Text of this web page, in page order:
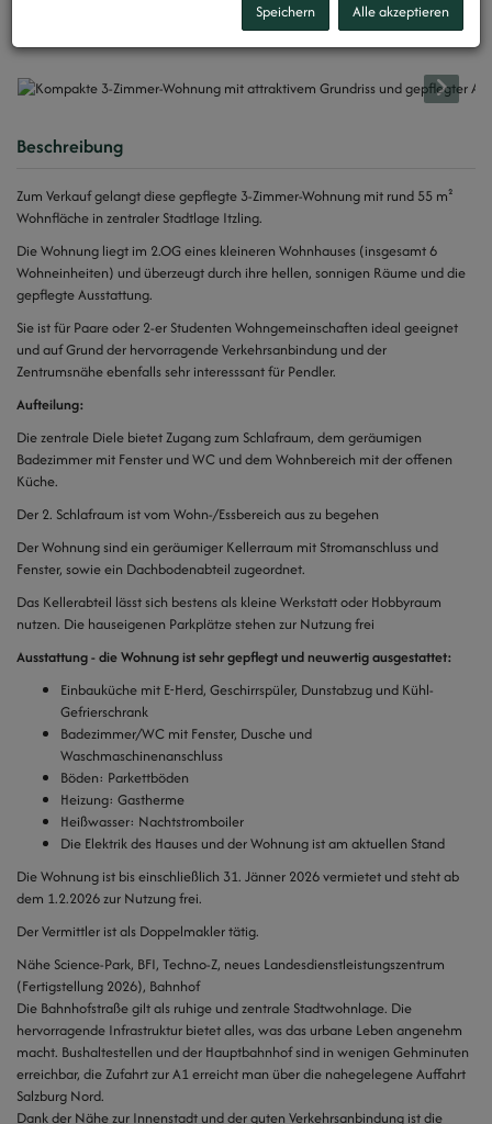
Beschreibung
Zum Verkauf gelangt diese gepflegte 3-Zimmer-Wohnung mit rund 55 m²
Wohnfläche in zentraler Stadtlage Itzling.
Die Wohnung liegt im 2.OG eines kleineren Wohnhauses (insgesamt 6
Wohneinheiten) und überzeugt durch ihre hellen, sonnigen Räume und die
gepflegte Ausstattung.
Sie ist für Paare oder 2-er Studenten Wohngemeinschaften ideal geeignet
und auf Grund der hervorragende Verkehrsanbindung und der
Zentrumsnähe ebenfalls sehr interesssant für Pendler.
Aufteilung:
Die zentrale Diele bietet Zugang zum Schlafraum, dem geräumigen
Badezimmer mit Fenster und WC und dem Wohnbereich mit der offenen
Küche.
Der 2. Schlafraum ist vom Wohn-/Essbereich aus zu begehen
Der Wohnung sind ein geräumiger Kellerraum mit Stromanschluss und
Fenster, sowie ein Dachbodenabteil zugeordnet.
Das Kellerabteil lässt sich bestens als kleine Werkstatt oder Hobbyraum
nutzen. Die hauseigenen Parkplätze stehen zur Nutzung frei
Ausstattung - die Wohnung ist sehr gepflegt und neuwertig ausgestattet:
Einbauküche mit E-Herd, Geschirrspüler, Dunstabzug und Kühl-
Gefrierschrank
Badezimmer/WC mit Fenster, Dusche und
Waschmaschinenanschluss
Böden: Parkettböden
Heizung: Gastherme
Heißwasser: Nachtstromboiler
Die Elektrik des Hauses und der Wohnung ist am aktuellen Stand
Die Wohnung ist bis einschließlich 31. Jänner 2026 vermietet und steht ab
dem 1.2.2026 zur Nutzung frei.
Der Vermittler ist als Doppelmakler tätig.
Nähe Science-Park, BFI, Techno-Z, neues Landesdienstleistungszentrum
(Fertigstellung 2026), Bahnhof
Die Bahnhofstraße gilt als ruhige und zentrale Stadtwohnlage. Die
hervorragende Infrastruktur bietet alles, was das urbane Leben angenehm
macht. Bushaltestellen und der Hauptbahnhof sind in wenigen Gehminuten
erreichbar, die Zufahrt zur A1 erreicht man über die nahegelegene Auffahrt
Salzburg Nord.
Dank der Nähe zur Innenstadt und der guten Verkehrsanbindung ist die
Speichern Alle akzeptieren